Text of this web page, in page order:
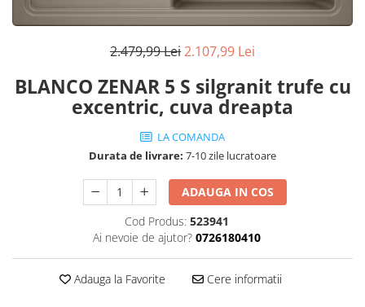
Cuptoare cu microunde
Hote
Cu montare pe perete
Hote cu montare pe colt
Hote rustice
Integrate in tavan
Masini de spalat vase
Complet incorporabile
Partial incorporabile
Masini de spalat rufe cu uscator
Masini de spalat rufe slim
(adancime 40-47 cm)
Uscatoare de rufe
Vitrine frigorifice si minibaruri
Pachete chiuvete si baterii
2.479,99 Lei2.107,99 Lei
BLANCO ZENAR 5 S silgranit trufe cu
excentric, cuva dreapta
LA COMANDA
Durata de livrare: 7-10 zile lucratoare
ADAUGA IN COS
Cod Produs: 523941
Ai nevoie de ajutor? 0726180410
Adauga la Favorite Cere informatii